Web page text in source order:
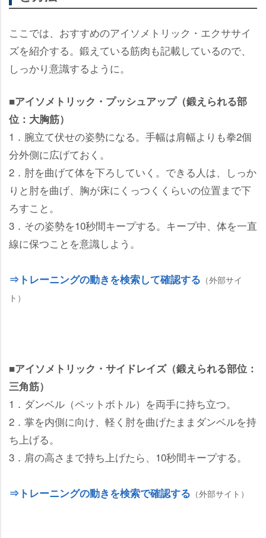
ここでは、おすすめのアイソメトリック・エクササイ
ズを紹介する。鍛えている筋肉も記載しているので、
しっかり意識するように。
■アイソメトリック・プッシュアップ（鍛えられる部
位：大胸筋）
1．腕立て伏せの姿勢になる。手幅は肩幅よりも拳2個
分外側に広げておく。
2．肘を曲げて体を下ろしていく。できる人は、しっか
りと肘を曲げ、胸が床にくっつくくらいの位置まで下
ろすこと。
3．その姿勢を10秒間キープする。キープ中、体を一直
線に保つことを意識しよう。
⇒トレーニングの動きを検索して確認する （外部サイ
ト）
■アイソメトリック・サイドレイズ（鍛えられる部位：
三角筋）
1．ダンベル（ペットボトル）を両手に持ち立つ。
2．掌を内側に向け、軽く肘を曲げたままダンベルを持
ち上げる。
3．肩の高さまで持ち上げたら、10秒間キープする。
⇒トレーニングの動きを検索で確認する （外部サイト）